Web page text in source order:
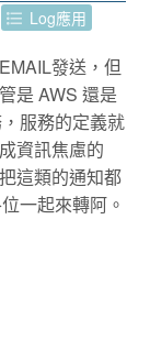
Log應用
發送，但
是 AWS 還是
服務的定義就
資訊焦慮的
這類的通知都
一起來轉阿。